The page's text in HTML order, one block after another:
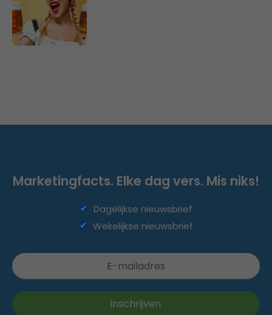
Marketingfacts. Elke dag vers. Mis niks!
Dagelijkse nieuwsbrief
Wekelijkse nieuwsbrief